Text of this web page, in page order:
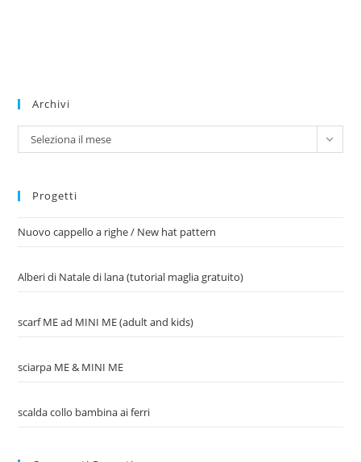
Archivi
Archivi
Seleziona il mese
Progetti
Nuovo cappello a righe / New hat pattern
Alberi di Natale di lana (tutorial maglia gratuito)
scarf ME ad MINI ME (adult and kids)
sciarpa ME & MINI ME
scalda collo bambina ai ferri